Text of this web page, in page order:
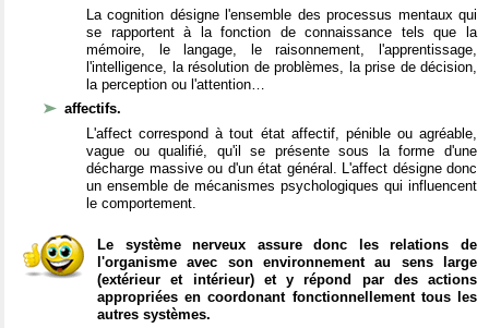
La cognition désigne l'ensemble des processus mentaux qui
se rapportent à la fonction de connaissance tels que la
mémoire, le langage, le raisonnement, l'apprentissage,
l'intelligence, la résolution de problèmes, la prise de décision,
la perception ou l'attention…
affectifs.
L'affect correspond à tout état affectif, pénible ou agréable,
vague ou qualifié, qu'il se présente sous la forme d'une
décharge massive ou d'un état général. L'affect désigne donc
un ensemble de mécanismes psychologiques qui influencent
le comportement.
Le système nerveux assure donc les relations de
l'organisme avec son environnement au sens large
(extérieur et intérieur) et y répond par des actions
appropriées en coordonant fonctionnellement tous les
autres systèmes.